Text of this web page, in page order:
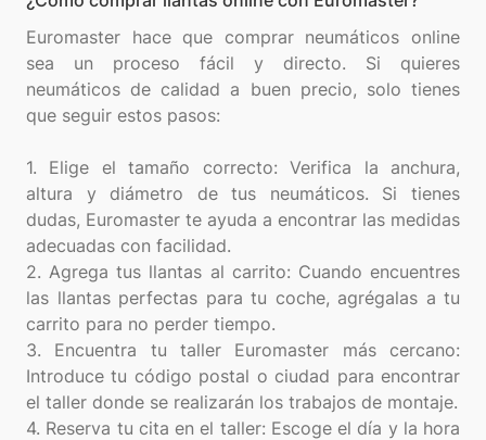
Euromaster hace que comprar neumáticos online
sea un proceso fácil y directo. Si quieres
neumáticos de calidad a buen precio, solo tienes
que seguir estos pasos:
1. Elige el tamaño correcto: Verifica la anchura,
altura y diámetro de tus neumáticos. Si tienes
dudas, Euromaster te ayuda a encontrar las medidas
adecuadas con facilidad.
2. Agrega tus llantas al carrito: Cuando encuentres
las llantas perfectas para tu coche, agrégalas a tu
carrito para no perder tiempo.
3. Encuentra tu taller Euromaster más cercano:
Introduce tu código postal o ciudad para encontrar
el taller donde se realizarán los trabajos de montaje.
4. Reserva tu cita en el taller: Escoge el día y la hora